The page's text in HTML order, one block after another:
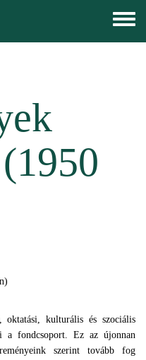
Toggle
menu
oktatási, kulturális és szociális
a fondcsoport. Ez az újonnan
szerint tovább fog